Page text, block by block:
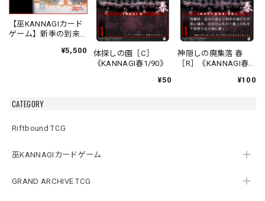
CATEGORY
Riftbound TCG
巫KANNAGIカードゲーム
GRAND ARCHIVE TCG
【巫KANNAGIカード
ゲーム】新季の到来
¥5,500
体探しの園［C］
《KANNAGI春1/90》
¥50
神隠しの廃集落 春
［R］《KANNAGI春
¥100